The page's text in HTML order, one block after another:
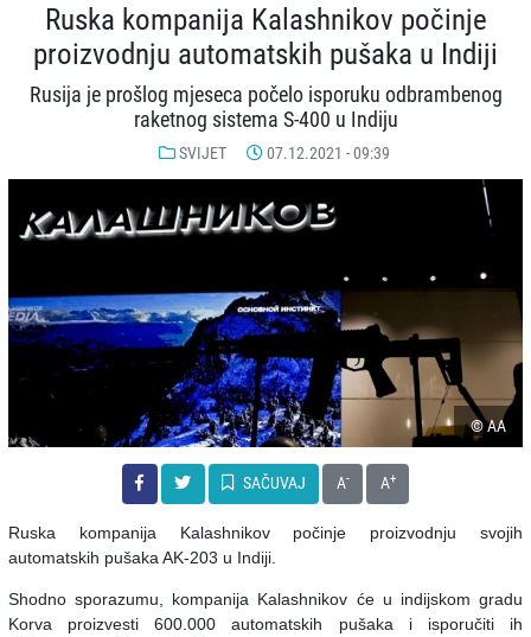
Ruska kompanija Kalashnikov počinje
proizvodnju automatskih pušaka u Indiji
Rusija je prošlog mjeseca počelo isporuku odbrambenog
raketnog sistema S-400 u Indiju
SVIJET 07.12.2021 - 09:39
© AA
SAČUVAJ A- A+
Ruska kompanija Kalashnikov počinje proizvodnju svojih
automatskih pušaka AK-203 u Indiji.
Shodno sporazumu, kompanija Kalashnikov će u indijskom gradu
Korva proizvesti 600.000 automatskih pušaka i isporučiti ih